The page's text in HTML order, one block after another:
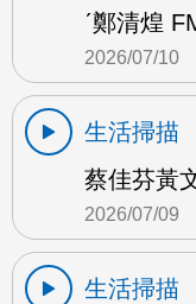
ˊ鄭清煌
2026/07/10
生活掃描
蔡佳芬黃
2026/07/09
生活掃描